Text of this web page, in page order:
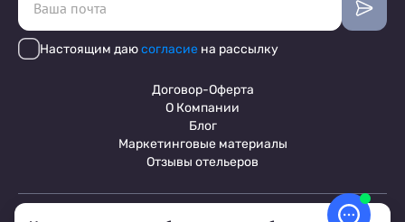
Настоящим даюсогласие на рассылку
Договор-Оферта
О Компании
Блог
Маркетинговые материалы
Отзывы отельеров